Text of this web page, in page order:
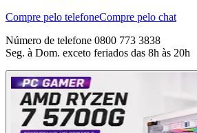
Compre pelo telefoneCompre pelo chat
Número de telefone 0800 773 3838
Seg. à Dom. exceto feriados das 8h às 20h